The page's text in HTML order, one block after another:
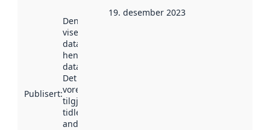
Publisert:
Denne datoen
viser når
datasettet vart
henta inn av
data.norge.no.
Det kan ha
vore
tilgjengeleg
tidlegare
andre stader.
19. desember 2023